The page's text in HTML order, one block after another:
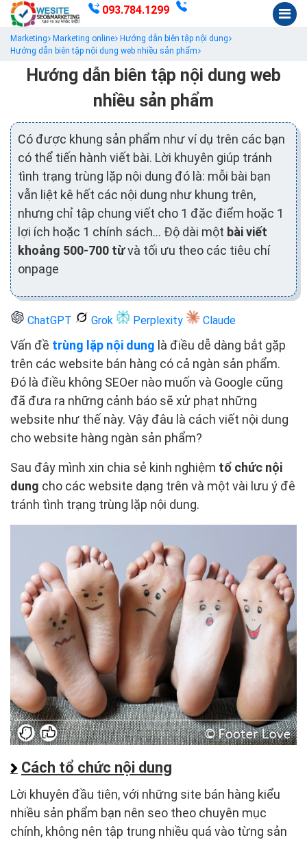
093.784.1299
Marketing Marketing online
Hướng dẫn biên tập nội dung
Hướng dẫn biên tập nội dung web nhiều sản phẩm
Hướng dẫn biên tập nội dung web
nhiều sản phẩm
Có được khung sản phẩm như ví dụ trên các bạn
có thể tiến hành viết bài. Lời khuyên giúp tránh
tình trạng trùng lặp nội dung đó là: mỗi bài bạn
vẫn liệt kê hết các nội dung như khung trên,
nhưng chỉ tập chung viết cho 1 đặc điểm hoặc 1
lợi ích hoặc 1 chính sách… Độ dài một bài viết
khoảng 500-700 từvà tối ưu theo các tiêu chí
onpage
ChatGPT Grok Perplexity Claude
Vấn đề trùng lặp nội dung là điều dễ dàng bắt gặp
trên các website bán hàng có cả ngàn sản phẩm.
Đó là điều không SEOer nào muốn và Google cũng
đã đưa ra những cảnh báo sẽ xử phạt những
website như thế này. Vậy đâu là cách viết nội dung
cho website hàng ngàn sản phẩm?
Sau đây mình xin chia sẻ kinh nghiệm tổ chức nội
dung cho các website dạng trên và một vài lưu ý đê
tránh tình trạng trùng lặp nội dung.
Cách tổ chức nội dung
Lời khuyên đầu tiên, với những site bán hàng kiểu
nhiều sản phẩm bạn nên seo theo chuyên mục
chính, không nên tập trung nhiều quá vào từng sản